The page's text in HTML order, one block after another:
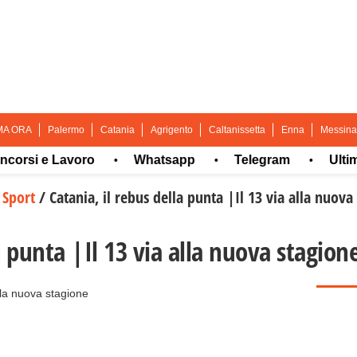
ORA Palermo Catania Agrigento Caltanissetta Enna Messina
e Lavoro • Whatsapp • Telegram • Ultima
Sport/Catania, il rebus della punta |Il 13 via alla nuova
punta |Il 13 via alla nuova